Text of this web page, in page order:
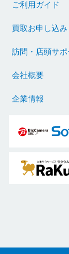
ご利用ガイド
買取お申し込み
訪問・店頭サポ
会社概要
企業情報